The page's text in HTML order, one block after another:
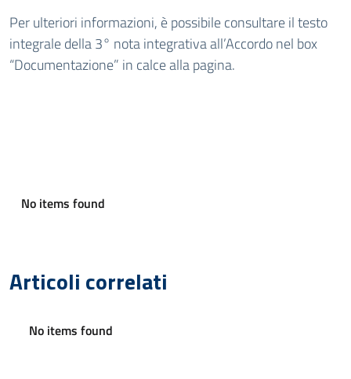
Per ulteriori informazioni, è possibile consultare il testo
integrale della 3° nota integrativa all’Accordo nel box
“Documentazione” in calce alla pagina.
No items found
Articoli correlati
No items found